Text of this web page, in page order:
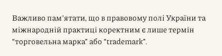
Важливо пам’ятати, що в правовому полі України та
міжнародній практиці коректним є лише термін
“торговельна марка” або “trademark”.